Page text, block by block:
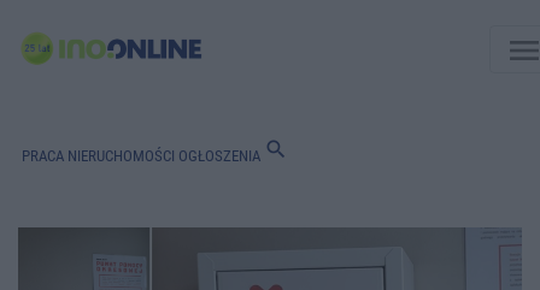
PRACA NIERUCHOMOŚCI OGŁOSZENIA search